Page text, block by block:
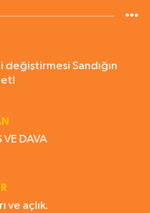
Sandığın
VE DAVA
ve açlık.